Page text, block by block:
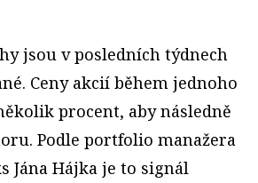
jsou v posledních týdnech
Ceny akcií během jednoho
procent, aby následně
Podle portfolio manažera
Jána Hájka je to signál